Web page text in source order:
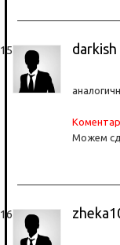
darkish
Можем